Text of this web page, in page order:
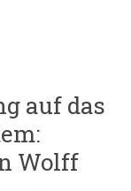
auf das
Wolff